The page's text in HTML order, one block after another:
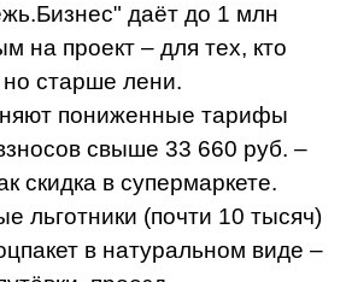
даёт до 1 млн
на проект – для тех, кто
старше лени.
пониженные тарифы
свыше 33 660 руб. –
скидка в супермаркете.
льготники (почти 10 тысяч)
в натуральном виде –